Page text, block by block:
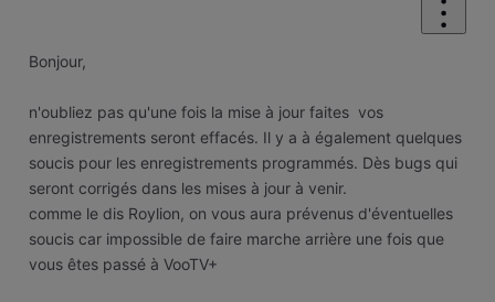
Bonjour,
n'oubliez pas qu'une fois la mise à jour faites vos
enregistrements seront effacés. Il y a à également quelques
soucis pour les enregistrements programmés. Dès bugs qui
seront corrigés dans les mises à jour à venir.
comme le dis Roylion, on vous aura prévenus d'éventuelles
soucis car impossible de faire marche arrière une fois que
vous êtes passé à VooTV+